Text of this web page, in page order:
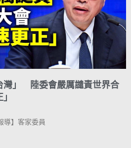
灣」 陸委會嚴厲譴責世界合
導】客家委員